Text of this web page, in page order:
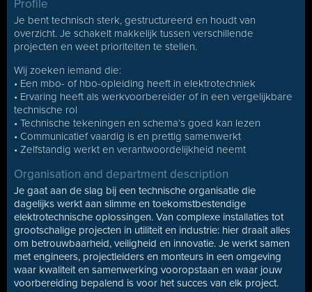
Profile
Je bent technisch sterk, gestructureerd en houdt van
overzicht. Je schakelt makkelijk tussen verschillende
projecten en weet prioriteiten te stellen.
Wij zoeken iemand die:
• Een mbo- of hbo-opleiding heeft in elektrotechniek
• Ervaring heeft als werkvoorbereider of in een vergelijkbare
technische rol
• Technische tekeningen en schema’s goed kan lezen
• Communicatief vaardig is en prettig samenwerkt
• Zelfstandig werkt en verantwoordelijkheid neemt
Organisation and department description
Je gaat aan de slag bij een technische organisatie die
dagelijks werkt aan slimme en toekomstbestendige
elektrotechnische oplossingen. Van complexe installaties tot
grootschalige projecten in utiliteit en industrie: hier draait alles
om betrouwbaarheid, veiligheid en innovatie. Je werkt samen
met engineers, projectleiders en monteurs in een omgeving
waar kwaliteit en samenwerking vooropstaan en waar jouw
voorbereiding bepalend is voor het succes van elk project.